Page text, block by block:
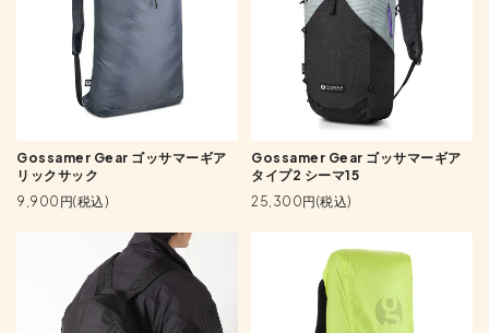
Gossamer Gear ゴッサマーギア
リックサック
9,900円(税込)
Gossamer Gear ゴッサマーギア
タイプ2 シーマ15
25,300円(税込)